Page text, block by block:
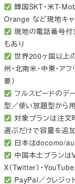
韓国SKT・米T-
Orange など現地キ
現地の電話番号付
もあり
世界200ヶ国以上
州・北南米・中東・ア
要）
フルスピードのデ
型／使い放題型から
対象プランは注文
選ぶだけで容量を追
日本はdocomo/au
中国本土プランは
X（Twitter）・
PayPal／クレジッ